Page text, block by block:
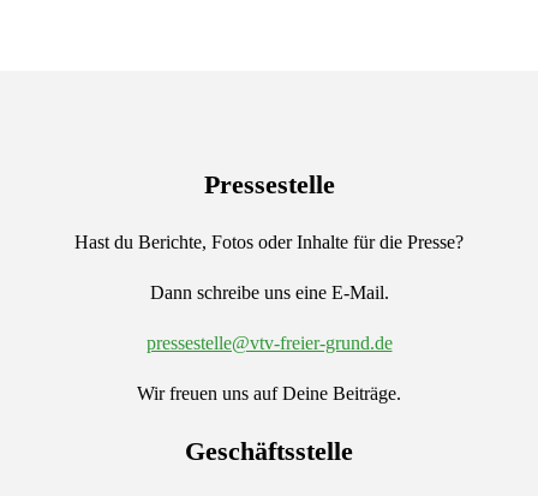
Pressestelle
Hast du Berichte, Fotos oder Inhalte für die Presse?
Dann schreibe uns eine E-Mail.
pressestelle@vtv-freier-grund.de
Wir freuen uns auf Deine Beiträge.
Geschäftsstelle